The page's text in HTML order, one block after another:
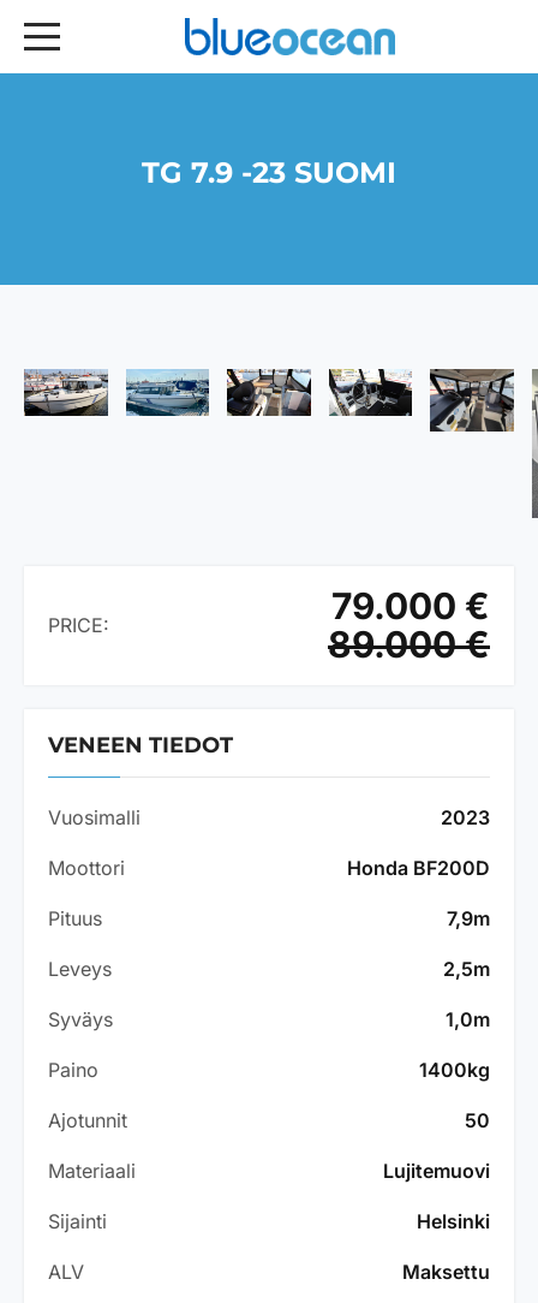
TG 7.9 -23 SUOMI
PRICE:
79.000 €
89.000 €
VENEEN TIEDOT
Vuosimalli 2023
Moottori Honda BF200D
Pituus 7,9m
Leveys 2,5m
Syväys 1,0m
Paino 1400kg
Ajotunnit 50
Materiaali Lujitemuovi
Sijainti Helsinki
ALV Maksettu